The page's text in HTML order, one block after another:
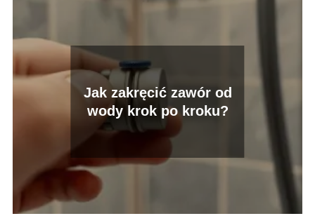
Jak zakręcić zawór od
wody krok po kroku?